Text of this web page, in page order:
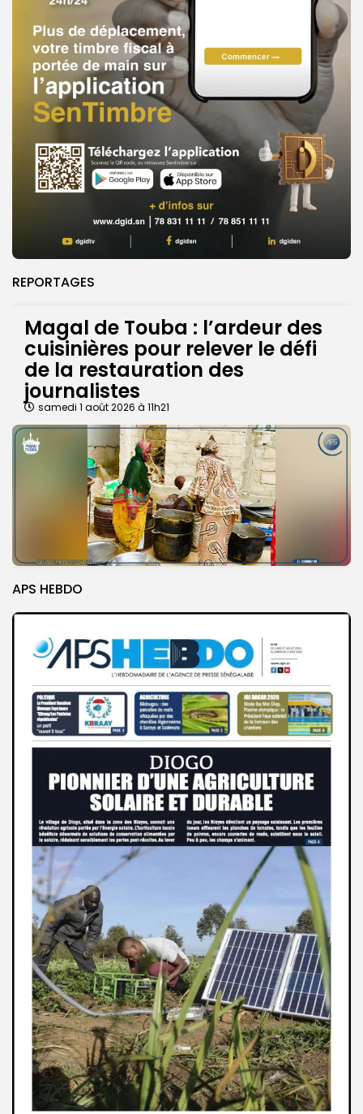
REPORTAGES
Magal de Touba : l’ardeur des
cuisinières pour relever le défi
de la restauration des
journalistes
samedi 1 août 2026 à 11h21
APS HEBDO